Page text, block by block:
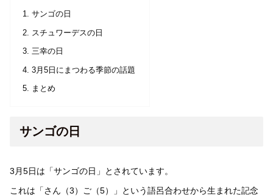
サンゴの日
スチュワーデスの日
三幸の日
3月5日にまつわる季節の話題
まとめ
サンゴの日
3月5日は「サンゴの日」とされています。
これは「さん（3）ご（5）」という語呂合わせから生まれた記念